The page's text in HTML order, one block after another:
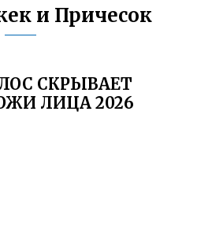
и Причесок
СКРЫВАЕТ
ЛИЦА 2026